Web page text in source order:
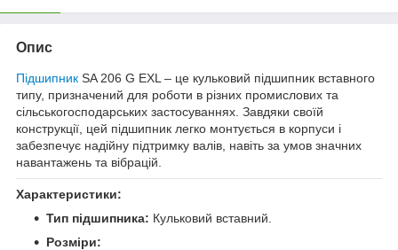
Опис
Підшипник SA 206 G EXL – це кульковий підшипник вставного
типу, призначений для роботи в різних промислових та
сільськогосподарських застосуваннях. Завдяки своїй
конструкції, цей підшипник легко монтується в корпуси і
забезпечує надійну підтримку валів, навіть за умов значних
навантажень та вібрацій.
Характеристики:
Тип підшипника: Кульковий вставний.
Розміри: